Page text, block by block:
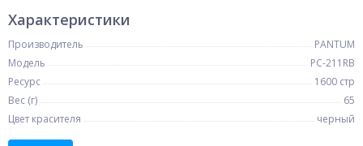
Характеристики
Производитель
PANTUM
Модель
PC-211RB
Ресурс
1600 стр
Вес (г)
65
Цвет красителя
черный